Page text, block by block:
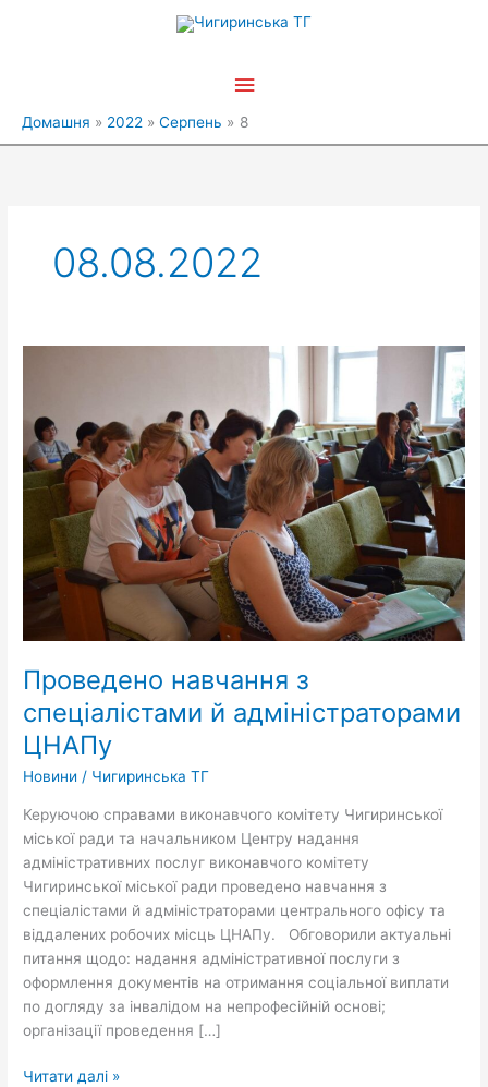
Головне
Домашня 2022 Серпень 8
08.08.2022
Проведено навчання з
спеціалістами й адміністраторами
ЦНАПу
Новини / Чигиринська ТГ
Керуючою справами виконавчого комітету Чигиринської
міської ради та начальником Центру надання
адміністративних послуг виконавчого комітету
Чигиринської міської ради проведено навчання з
спеціалістами й адміністраторами центрального офісу та
віддалених робочих місць ЦНАПу. Обговорили актуальні
питання щодо: надання адміністративної послуги з
оформлення документів на отримання соціальної виплати
по догляду за інвалідом на непрофесійній основі;
організації проведення […]
спеціалістами
й
адміністраторами
ЦНАПу
Читати далі »